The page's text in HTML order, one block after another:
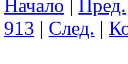
Начало | Пред.
913 | След. |